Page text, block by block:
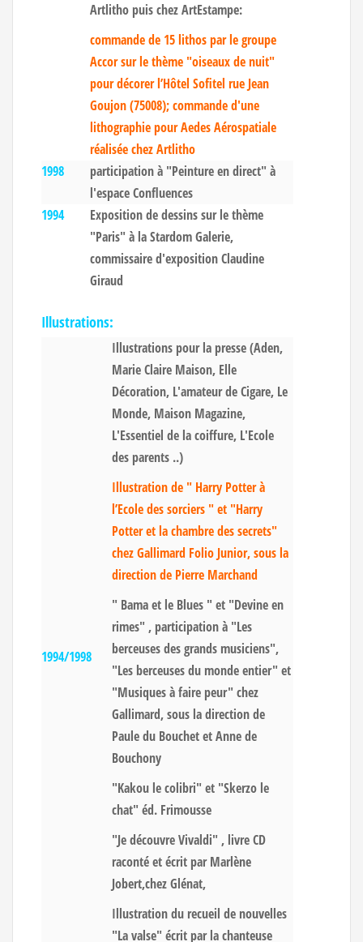
Artlitho puis chez ArtEstampe:
commande de 15 lithos par le groupe
Accor sur le thème "oiseaux de nuit"
pour décorer l’Hôtel Sofitel rue Jean
Goujon (75008); commande d'une
lithographie pour Aedes Aérospatiale
réalisée chez Artlitho
1998
participation à "Peinture en direct" à
l'espace Confluences
1994
Exposition de dessins sur le thème
"Paris" à la Stardom Galerie,
commissaire d'exposition Claudine
Giraud
Illustrations:
1994/1998
Illustrations pour la presse (Aden,
Marie Claire Maison, Elle
Décoration, L'amateur de Cigare, Le
Monde, Maison Magazine,
L'Essentiel de la coiffure, L'Ecole
des parents ..)
Illustration de " Harry Potter à
l’Ecole des sorciers " et "Harry
Potter et la chambre des secrets"
chez Gallimard Folio Junior, sous la
direction de Pierre Marchand
" Bama et le Blues " et "Devine en
rimes" , participation à "Les
berceuses des grands musiciens",
"Les berceuses du monde entier" et
"Musiques à faire peur" chez
Gallimard, sous la direction de
Paule du Bouchet et Anne de
Bouchony
"Kakou le colibri" et "Skerzo le
chat" éd. Frimousse
"Je découvre Vivaldi" , livre CD
raconté et écrit par Marlène
Jobert,chez Glénat,
Illustration du recueil de nouvelles
"La valse" écrit par la chanteuse